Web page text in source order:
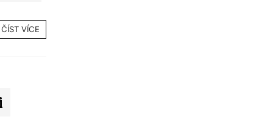
ČÍST VÍCE